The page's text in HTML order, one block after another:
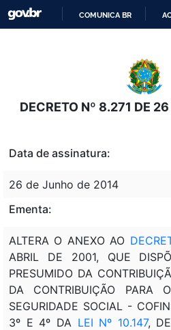
O
COMUNICA BR
DECRETO Nº 8.271 DE
Data de assinatura:
26 de Junho de 2014
Ementa:
ALTERA O ANEXO AO
ABRIL DE 2001, QUE
PRESUMIDO DA
DA CONTRIBUIÇÃO PARA
SEGURIDADE SOCIAL -
3º E 4º DA LEI Nº 10.147,